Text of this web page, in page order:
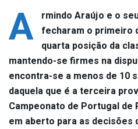
A rmindo Araújo e o
fecharam o primeiro
quarta posição da
mantendo-se firmes na
encontra-se a menos de 10
daquela que é a terceira
Campeonato de Portugal de
em aberto para as decisões